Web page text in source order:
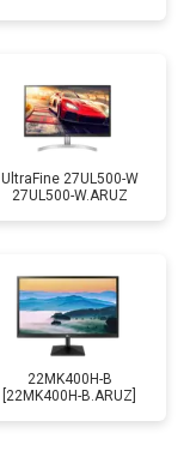
UltraFine 27UL500-W
27UL500-W.ARUZ
22MK400H-B
[22MK400H-B.ARUZ]